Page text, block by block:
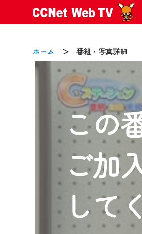
ホーム ＞ 番組・写真詳細
この
ご加
して
2024/09/02
動画配信サー
【変更点】
◆デザイン変
◆当社アプリ
CCNetサー
【ご注意】
2024年9月